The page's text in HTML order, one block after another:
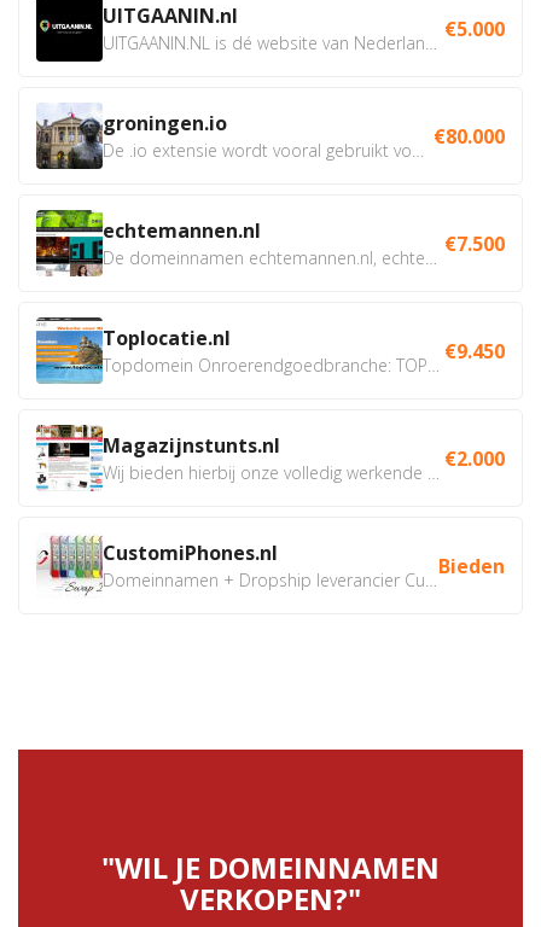
UITGAANIN.nl €5.000
groningen.io €80.000
echtemannen.nl €7.500
Toplocatie.nl €9.450
Magazijnstunts.nl €2.000
CustomiPhones.nl Bieden
"WIL JE DOMEINNAMEN
VERKOPEN?"